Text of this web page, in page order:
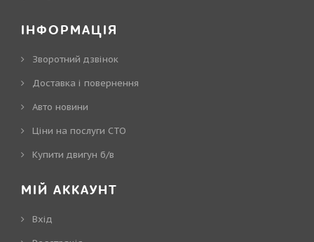
ІНФОРМАЦІЯ
Зворотний дзвінок
Доставка і повернення
Авто новини
Ціни на послуги СТО
Купити двигун б/в
МІЙ АККАУНТ
Вхід